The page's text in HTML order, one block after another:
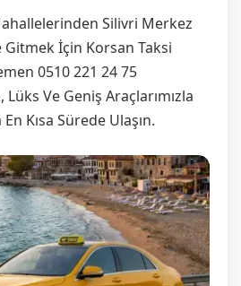
Silivri Merkez
Gitmek İçin Korsan Taksi
0510 221 24 75
Lüks Ve Geniş Araçlarımızla
Kısa Sürede Ulaşın.